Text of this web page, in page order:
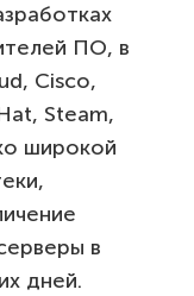
ПО, в
Cisco,
Steam,
широкой
в
дней.